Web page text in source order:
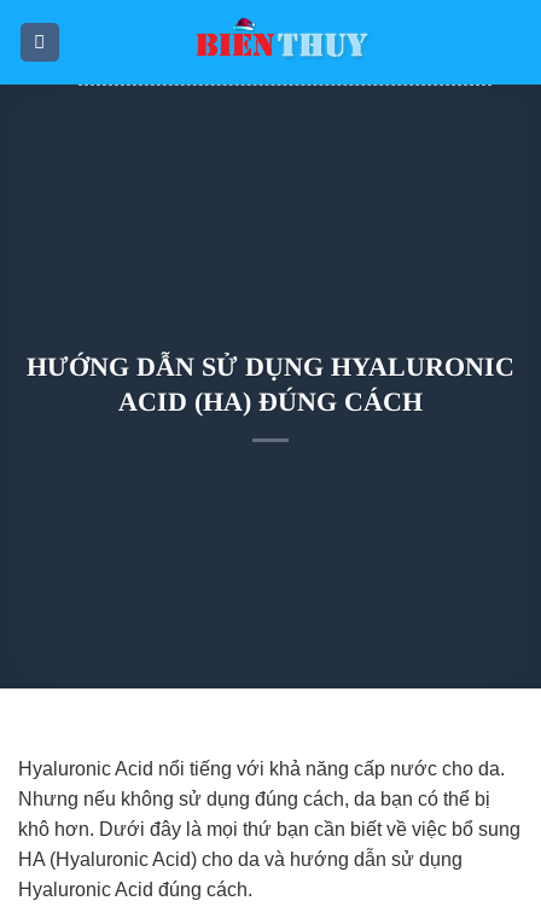
HƯỚNG DẪN SỬ DỤNG HYALURONIC
ACID (HA) ĐÚNG CÁCH
Hyaluronic Acid nổi tiếng với khả năng cấp nước cho da.
Nhưng nếu không sử dụng đúng cách, da bạn có thể bị
khô hơn. Dưới đây là mọi thứ bạn cần biết về việc bổ sung
HA (Hyaluronic Acid) cho da và hướng dẫn sử dụng
Hyaluronic Acid đúng cách.